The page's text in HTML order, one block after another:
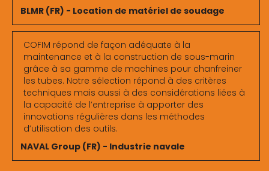
BLMR (FR) - Location de matériel de soudage
COFIM répond de façon adéquate à la
maintenance et à la construction de sous-marin
grâce à sa gamme de machines pour chanfreiner
les tubes. Notre sélection répond à des critères
techniques mais aussi à des considérations liées à
la capacité de l’entreprise à apporter des
innovations régulières dans les méthodes
d’utilisation des outils.
NAVAL Group (FR) - Industrie navale